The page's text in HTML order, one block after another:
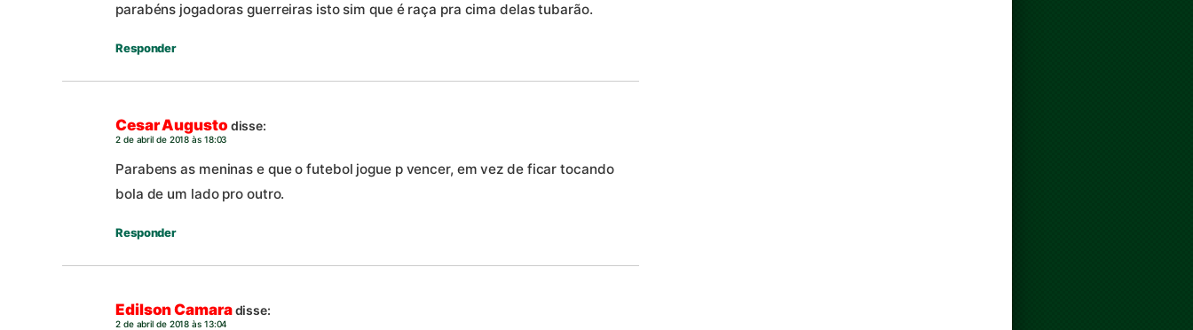
parabéns jogadoras guerreiras isto sim que é raça pra cima delas tubarão.
Responder
Cesar Augusto disse:
2 de abril de 2018 às 18:03
Parabens as meninas e que o futebol jogue p vencer, em vez de ficar tocando
bola de um lado pro outro.
Responder
Edilson Camaradisse:
2 de abril de 2018 às 13:04